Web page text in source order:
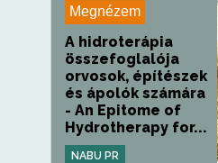
Megnézem
A hidroterápia
összefoglalója
orvosok, építészek
és ápolók számára
- An Epitome of
Hydrotherapy for...
NABU PR